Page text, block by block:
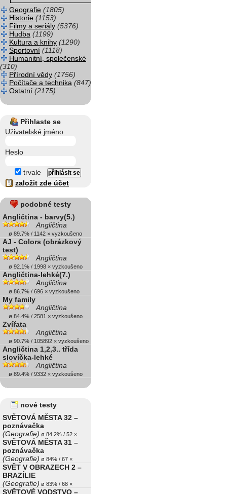
Geografie (1805)
Historie (1153)
Filmy a seriály (5376)
Hudba (1199)
Kultura a knihy (1290)
Sportovní (1118)
Humanitní, společenské
(310)
Přírodní vědy (1756)
Počítače a technika (847)
Ostatní (2175)
Přihlaste se
Uživatelské jméno
Heslo
trvale
založit zde účet
podobné testy
Angličtina - barvy(5.)
Angličtina
ø 89.7% / 1142 × vyzkoušeno
AJ - Colors (obrázkový
test)
Angličtina
ø 92.1% / 1998 × vyzkoušeno
Angličtina-lehké(7.)
Angličtina
ø 86.7% / 696 × vyzkoušeno
My family
Angličtina
ø 84.4% / 2581 × vyzkoušeno
Zvířata
Angličtina
ø 90.7% / 105892 × vyzkoušeno
Angličtina 1,2,3.. třída
slovíčka-lehké
Angličtina
ø 89.4% / 9332 × vyzkoušeno
nové testy
SVĚTOVÁ MĚSTA 32 –
poznávačka
(Geografie) ø 84.2% / 52 ×
SVĚTOVÁ MĚSTA 31 –
poznávačka
(Geografie) ø 84% / 67 ×
SVĚT V OBRAZECH 2 –
BRAZÍLIE
(Geografie) ø 83% / 68 ×
SVĚTOVÉ VODSTVO –